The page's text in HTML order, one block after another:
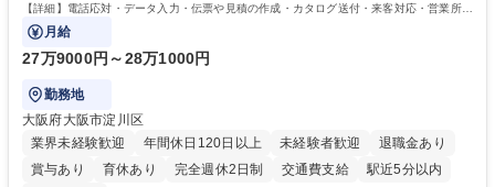
格：
【詳細】電話応対・データ入力・伝票や見積の作成・カタログ送付・来客対応・営業所内
で発生する事務業務や業務改善をお任せ。
月給
27万9000円～28万1000円
勤務地
大阪府大阪市淀川区
業界未経験歓迎
年間休日120日以上 未経験者歓迎
退職金あり
賞与あり
育休あり 完全週休2日制 交通費支給
駅近5分以内